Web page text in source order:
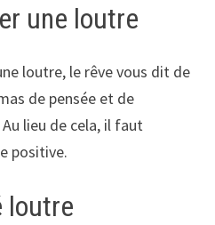
une loutre
loutre, le rêve vous dit de
de pensée et de
lieu de cela, il faut
positive.
loutre